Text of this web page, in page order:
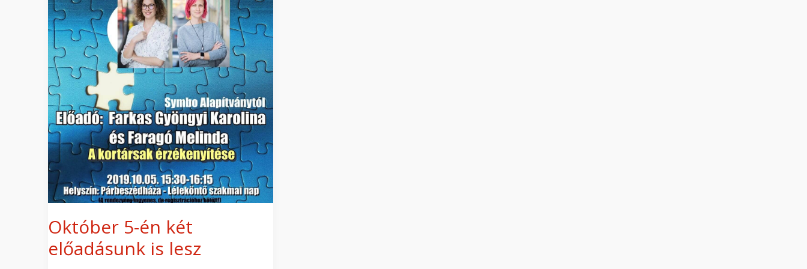
Október 5-én két
előadásunk is lesz
én
két
előadásunk
is
lesz